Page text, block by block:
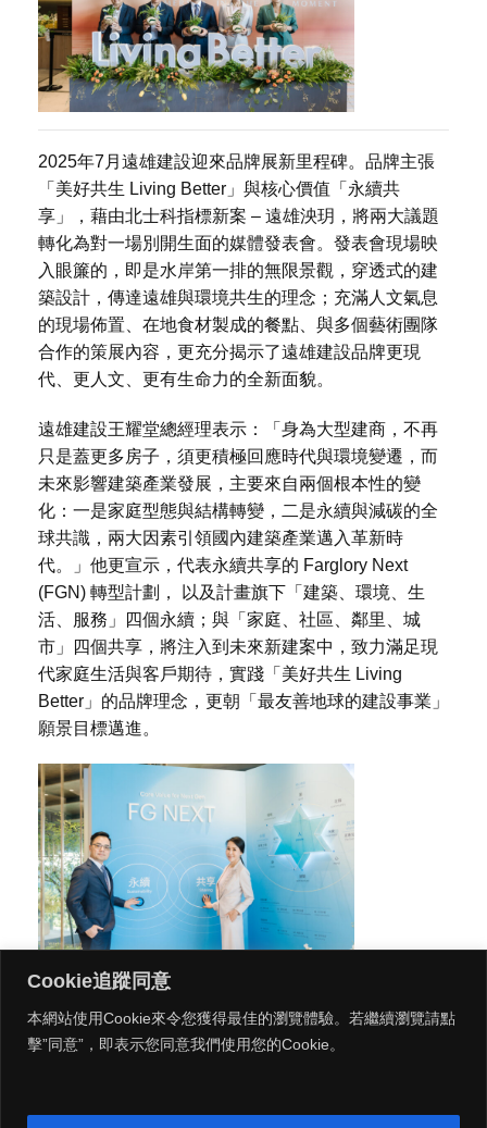
Cookie追蹤同意
本網站使用Cookie來令您獲得最佳的瀏覽體驗。若繼續瀏覽請點
擊”同意”，即表示您同意我們使用您的Cookie。
2025年7月遠雄建設迎來品牌展新里程碑。品牌主張
「美好共生 Living Better」與核心價值「永續共
享」，藉由北士科指標新案 – 遠雄泱玥，將兩大議題
轉化為對一場別開生面的媒體發表會。發表會現場映
入眼簾的，即是水岸第一排的無限景觀，穿透式的建
築設計，傳達遠雄與環境共生的理念；充滿人文氣息
的現場佈置、在地食材製成的餐點、與多個藝術團隊
合作的策展內容，更充分揭示了遠雄建設品牌更現
代、更人文、更有生命力的全新面貌。
遠雄建設王耀堂總經理表示：「身為大型建商，不再
只是蓋更多房子，須更積極回應時代與環境變遷，而
未來影響建築產業發展，主要來自兩個根本性的變
化：一是家庭型態與結構轉變，二是永續與減碳的全
球共識，兩大因素引領國內建築產業邁入革新時
代。」他更宣示，代表永續共享的 Farglory Next
(FGN) 轉型計劃， 以及計畫旗下「建築、環境、生
活、服務」四個永續；與「家庭、社區、鄰里、城
市」四個共享，將注入到未來新建案中，致力滿足現
代家庭生活與客戶期待，實踐「美好共生 Living
Better」的品牌理念，更朝「最友善地球的建設事業」
願景目標邁進。
MENU